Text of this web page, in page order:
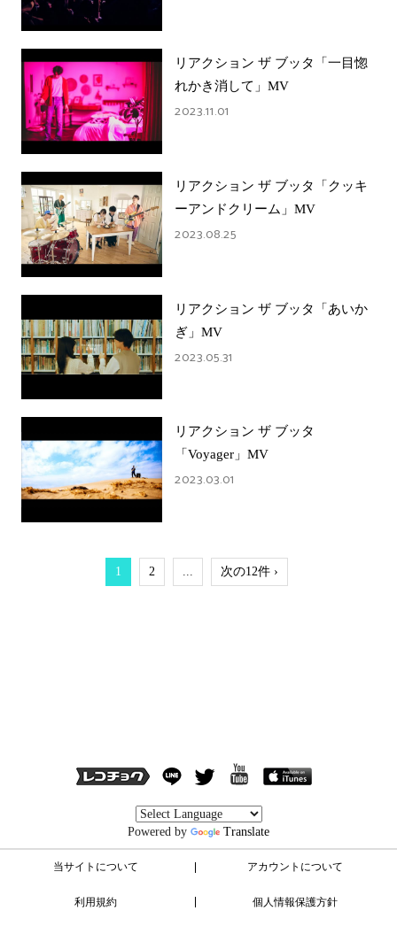
リアクション ザ ブッタ「一目惚
れかき消して」MV
2023.11.01
リアクション ザ ブッタ「クッキ
ーアンドクリーム」MV
2023.08.25
リアクション ザ ブッタ「あいか
ぎ」MV
2023.05.31
リアクション ザ ブッタ
「Voyager」MV
2023.03.01
1 2 ... 次の12件 ›
Powered by Translate
当サイトについて アカウントについて
利用規約 個人情報保護方針